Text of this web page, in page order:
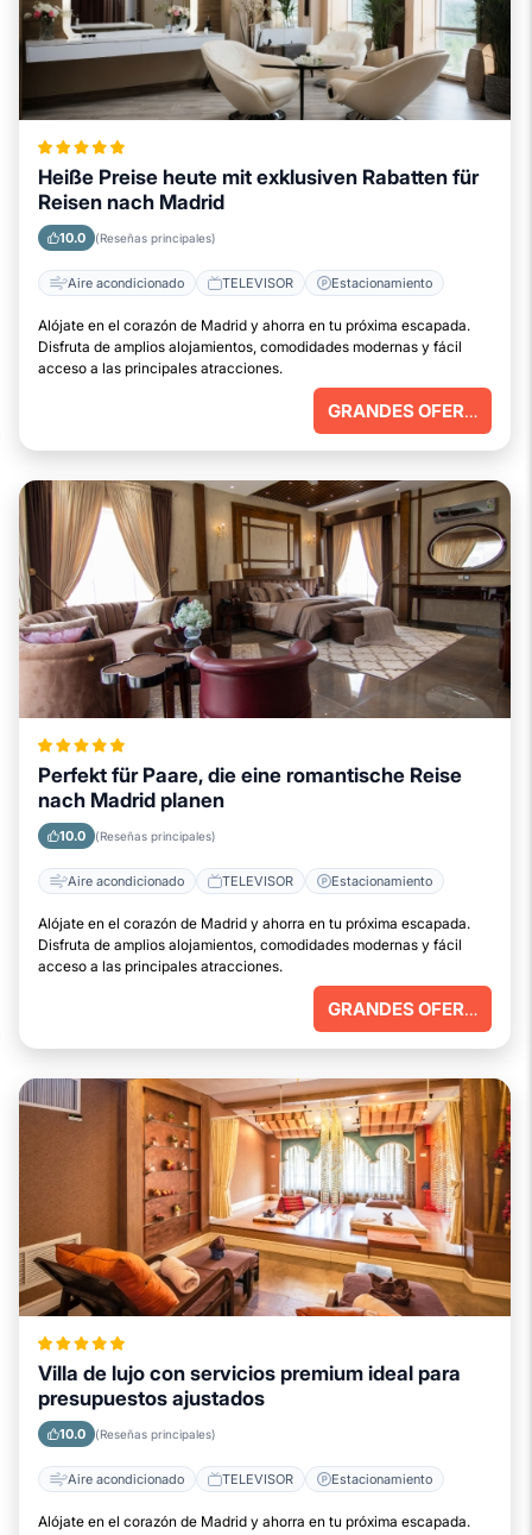
Heiße Preise heute mit exklusiven Rabatten für
Reisen nach Madrid
10.0 (Reseñas principales)
Aire acondicionado TELEVISOR Estacionamiento
Alójate en el corazón de Madrid y ahorra en tu próxima escapada.
Disfruta de amplios alojamientos, comodidades modernas y fácil
acceso a las principales atracciones.
GRANDES OFERTAS
Perfekt für Paare, die eine romantische Reise
nach Madrid planen
10.0 (Reseñas principales)
Aire acondicionado TELEVISOR Estacionamiento
Alójate en el corazón de Madrid y ahorra en tu próxima escapada.
Disfruta de amplios alojamientos, comodidades modernas y fácil
acceso a las principales atracciones.
GRANDES OFERTAS
Villa de lujo con servicios premium ideal para
presupuestos ajustados
10.0 (Reseñas principales)
Aire acondicionado TELEVISOR Estacionamiento
Alójate en el corazón de Madrid y ahorra en tu próxima escapada.